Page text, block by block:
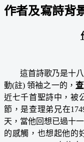
作者及寫詩背
這首詩歌乃是十八
動(註) 領袖之一的，
近七千首聖詩中，被
節，是查理弟兄在
天，當他回想已過十
的感觸，也想起他的